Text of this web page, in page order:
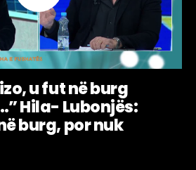
u fut në burg
Hila- Lubonjës:
burg, por nuk